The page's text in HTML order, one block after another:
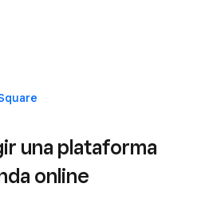
una plataforma
online